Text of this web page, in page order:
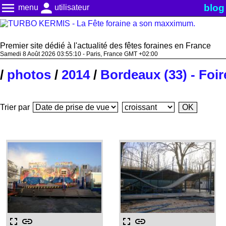
menu menu person utilisateur blog
Premier site dédié à l'actualité des fêtes foraines en France
Samedi 8 Août 2026 03:55:10 - Paris, France GMT +02:00
/ photos / 2014/ Bordeaux (33) -
Trier par
fullscreen link fullscreen link